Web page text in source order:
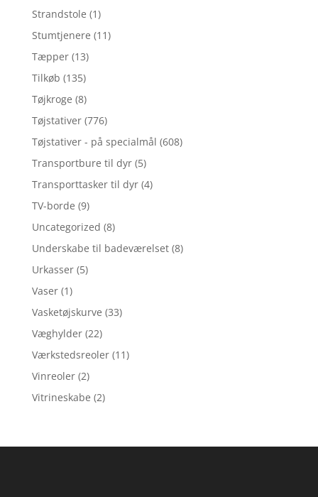
Strandstole (1)
Stumtjenere (11)
Tæpper (13)
Tilkøb (135)
Tøjkroge (8)
Tøjstativer (776)
Tøjstativer - på specialmål (608)
Transportbure til dyr (5)
Transporttasker til dyr (4)
TV-borde (9)
Uncategorized (8)
Underskabe til badeværelset (8)
Urkasser (5)
Vaser (1)
Vasketøjskurve (33)
Væghylder (22)
Værkstedsreoler (11)
Vinreoler (2)
Vitrineskabe (2)